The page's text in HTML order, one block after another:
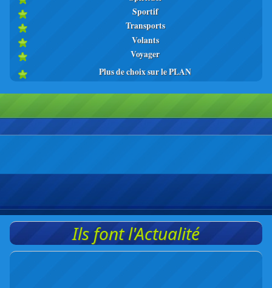
Sportif
Transports
Volants
Voyager
Plus de choix sur le PLAN
Ils font l'Actualité